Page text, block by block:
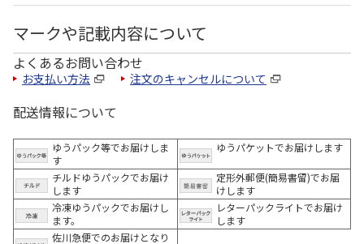
マークや記載内容について
よくあるお問い合わせ
お支払い方法 注文のキャンセルについて
配送情報について
ゆうパック等でお届けしま
す
ゆうパケットでお届けします
チルドゆうパックでお届け
します
定形外郵便(簡易書留)でお届
けします
冷凍ゆうパックでお届けし
ます。
レターパックライトでお届け
します
佐川急便でのお届けとなり